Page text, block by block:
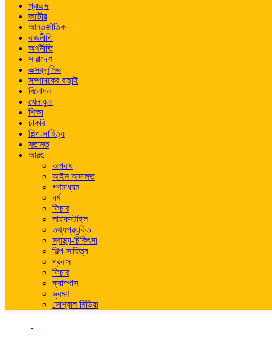
প্রচ্ছদ
জাতীয়
আন্তর্জাতিক
রাজনীতি
অর্থনীতি
সারাদেশ
এক্সক্লুসিভ
সম্পাদকের বাছাই
বিনোদন
খেলাধুলা
শিক্ষা
চাকরি
শিল্প-সাহিত্য
মতামত
আরও
অপরাধ
আইন আদালত
গণমাধ্যম
ধর্ম
ফিচার
লাইফস্টাইল
তথ্যপ্রযুক্তি
স্বাস্থ্য-চিকিৎসা
শিল্প-সাহিত্য
প্রবাস
ফিচার
ক্যাম্পাস
ভ্রমণ
সোশ্যাল মিডিয়া